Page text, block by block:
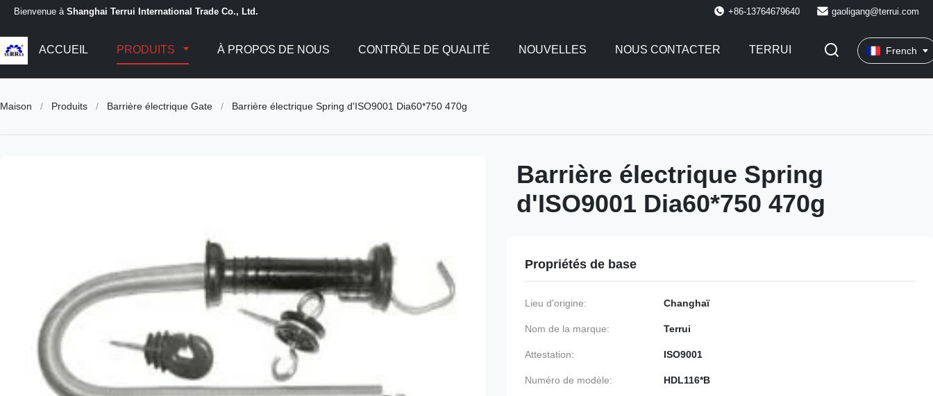
Bienvenue à Shanghai Terrui International Trade Co., Ltd. +86-13764679640 gaoligang@terrui.com
ACCUEIL PRODUITS À PROPOS DE NOUS CONTRÔLE DE QUALITÉ NOUVELLES NOUS CONTACTER TERRUI French
Maison / Produits / Barrière électrique Gate / Barrière électrique Spring d'ISO9001 Dia60*750 470g
Barrière électrique Spring
d'ISO9001 Dia60*750 470g
Propriétés de base
Lieu d'origine: Changhaï
Nom de la marque: Terrui
Attestation: ISO9001
Numéro de modèle: HDL116*B